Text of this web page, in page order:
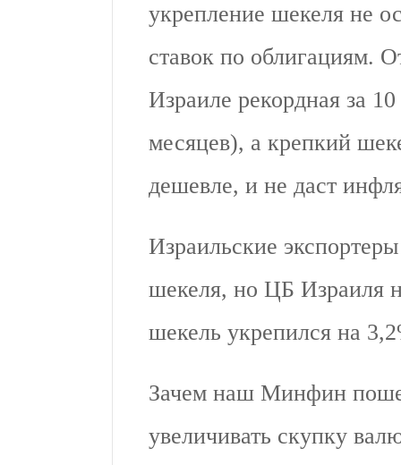
укрепление шекеля не
ставок по облигациям.
Израиле рекордная за
месяцев), а крепкий
дешевле, и не даст
Израильские
шекеля, но ЦБ Израиля
шекель укрепился на
Зачем наш Минфин
увеличивать скупку